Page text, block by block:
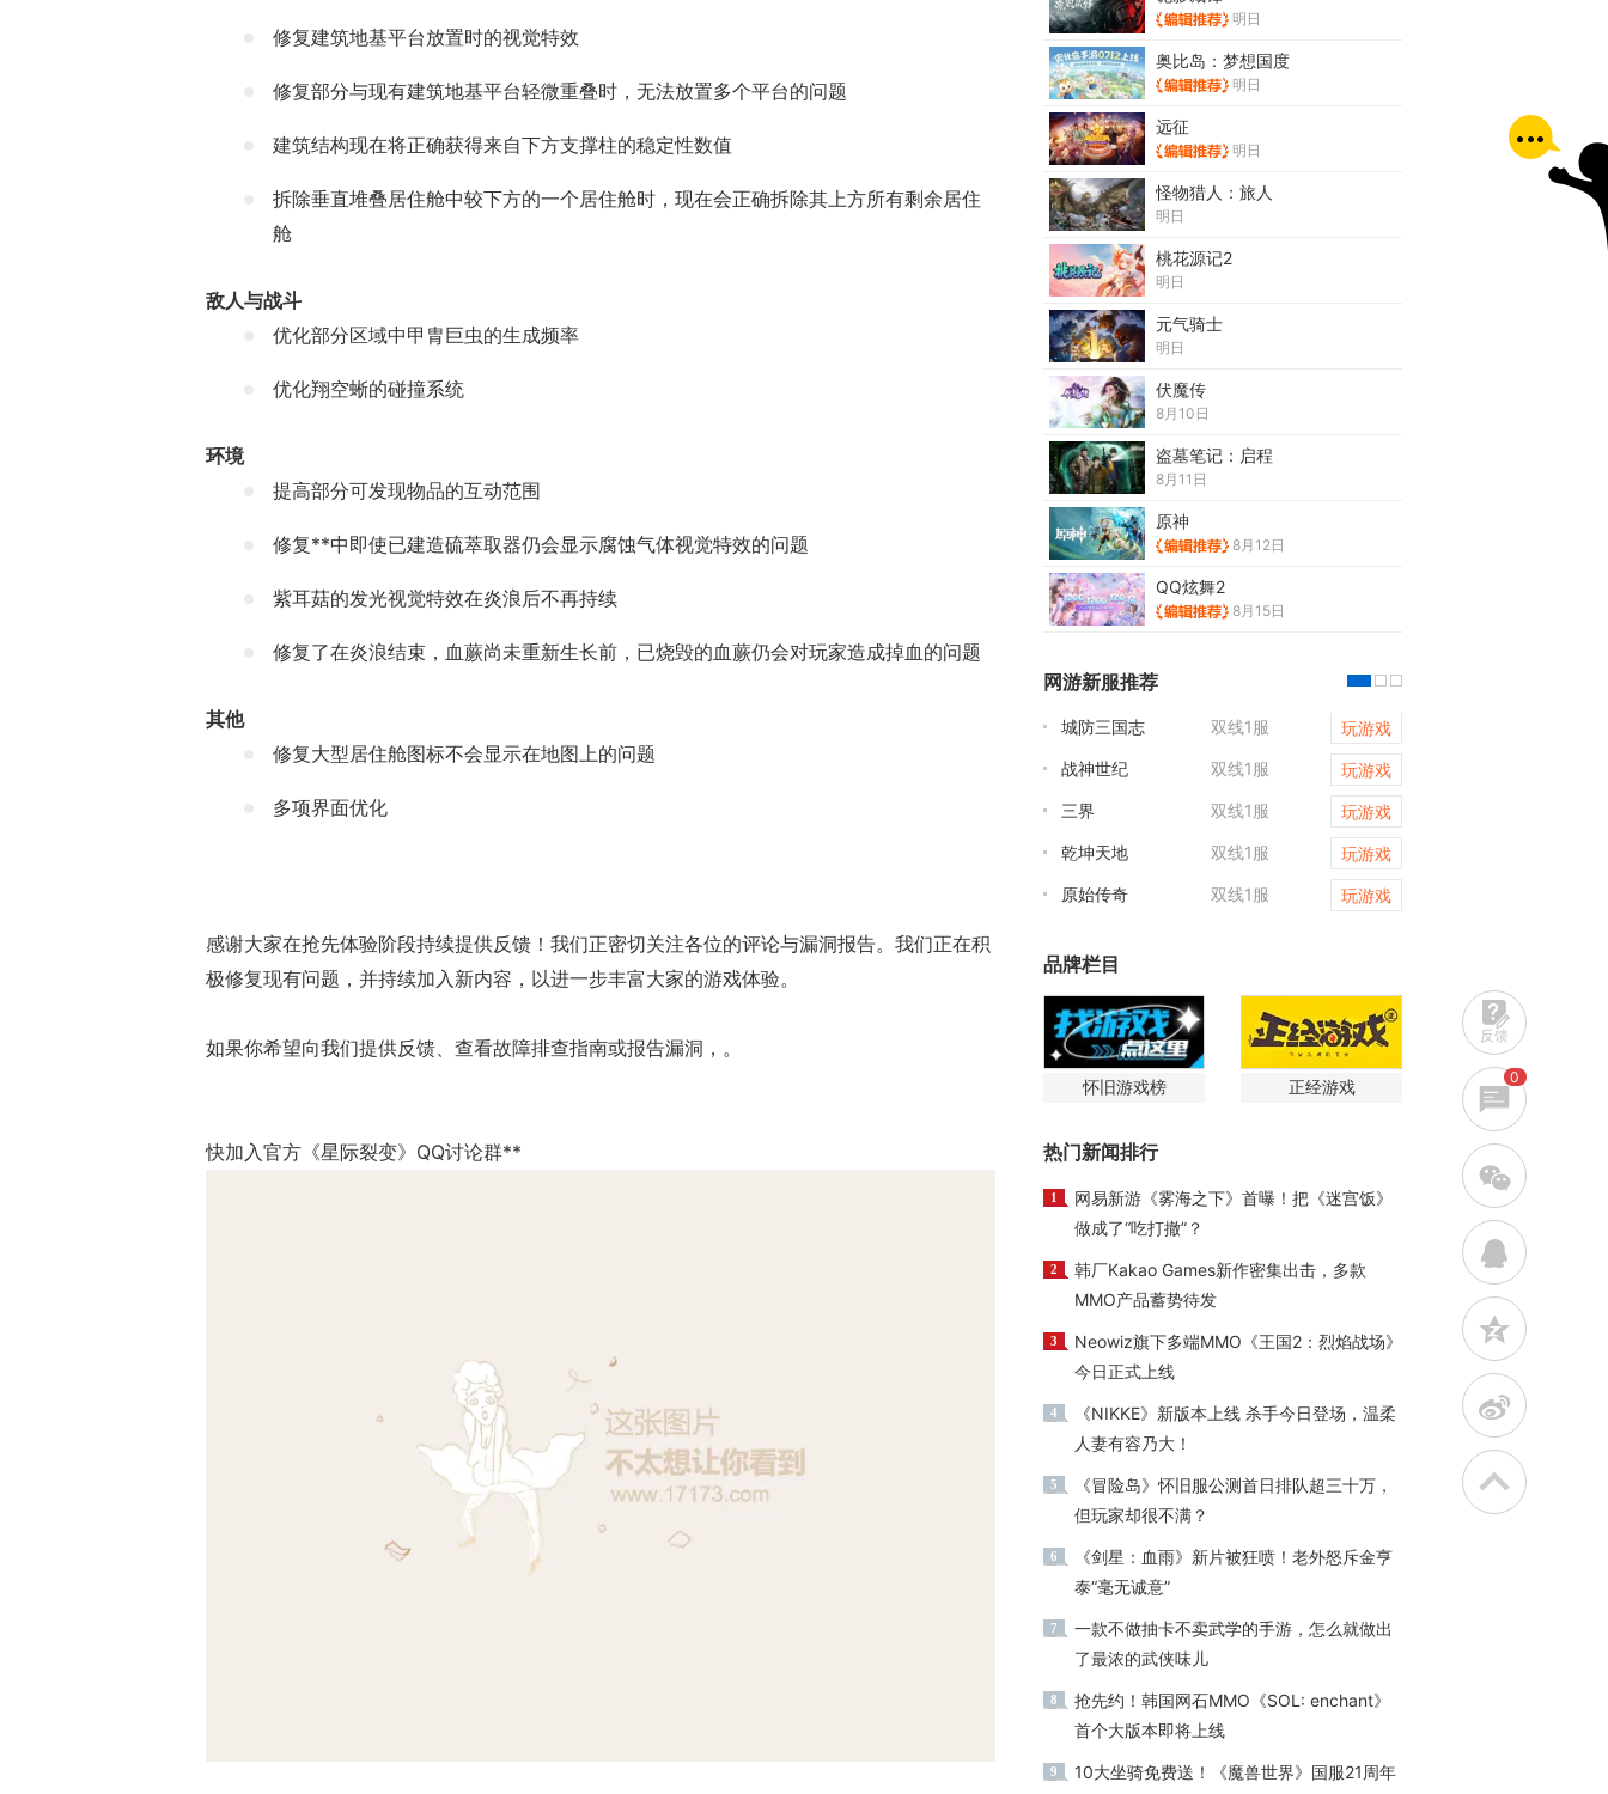
修复建筑地基平台放置时的视觉特效
修复部分与现有建筑地基平台轻微重叠时，无法放置多个平台的问题
建筑结构现在将正确获得来自下方支撑柱的稳定性数值
拆除垂直堆叠居住舱中较下方的一个居住舱时，现在会正确拆除其上方所有剩余居住
舱
敌人与战斗
优化部分区域中甲胄巨虫的生成频率
优化翔空蜥的碰撞系统
环境
提高部分可发现物品的互动范围
修复**中即使已建造硫萃取器仍会显示腐蚀气体视觉特效的问题
紫耳菇的发光视觉特效在炎浪后不再持续
修复了在炎浪结束，血蕨尚未重新生长前，已烧毁的血蕨仍会对玩家造成掉血的问题
其他
修复大型居住舱图标不会显示在地图上的问题
多项界面优化
感谢大家在抢先体验阶段持续提供反馈！我们正密切关注各位的评论与漏洞报告。我们正在积
极修复现有问题，并持续加入新内容，以进一步丰富大家的游戏体验。
如果你希望向我们提供反馈、查看故障排查指南或报告漏洞，。
快加入官方《星际裂变》QQ讨论群**
明日
奥比岛：梦想国度
明日
远征
明日
怪物猎人：旅人
明日
桃花源记2
明日
元气骑士
明日
伏魔传
8月10日
盗墓笔记：启程
8月11日
原神
8月12日
QQ炫舞2
8月15日
网游新服推荐
城防三国志 双线1服
玩游戏
战神世纪
双线1服
玩游戏
三界
双线1服
玩游戏
乾坤天地
双线1服
玩游戏
原始传奇
双线1服 玩游戏
品牌栏目
怀旧游戏榜 正经游戏
热门新闻排行
1
网易新游《雾海之下》首曝！把《迷宫饭》
做成了“吃打撤”？
2
韩厂Kakao Games新作密集出击，多款
MMO产品蓄势待发
3
Neowiz旗下多端MMO《王国2：烈焰战场》
今日正式上线
4
《NIKKE》新版本上线 杀手今日登场，温柔
人妻有容乃大！
5
《冒险岛》怀旧服公测首日排队超三十万，
但玩家却很不满？
6
《剑星：血雨》新片被狂喷！老外怒斥金亨
泰“毫无诚意”
7
一款不做抽卡不卖武学的手游，怎么就做出
了最浓的武侠味儿
8
抢先约！韩国网石MMO《SOL: enchant》
首个大版本即将上线
9
10大坐骑免费送！《魔兽世界》国服21周年
反馈
0
w
q
z
t